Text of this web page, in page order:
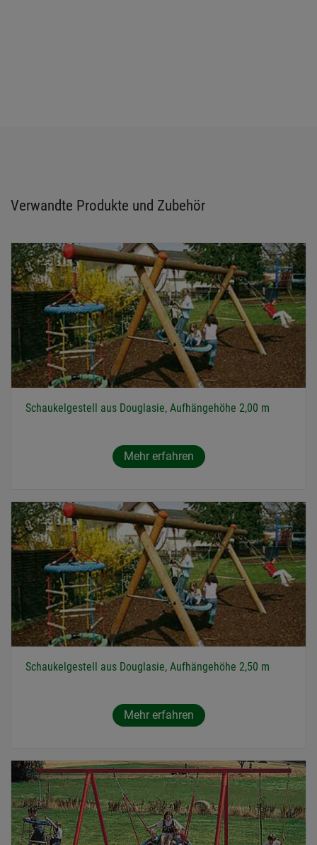
Verwandte Produkte und Zubehör
Schaukelgestell aus Douglasie, Aufhängehöhe 2,00 m
Mehr erfahren
Schaukelgestell aus Douglasie, Aufhängehöhe 2,50 m
Mehr erfahren